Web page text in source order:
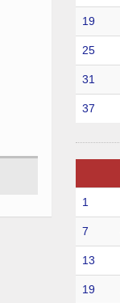
19
25
31
37
1
7
13
19